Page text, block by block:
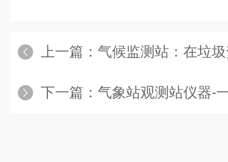
上一篇： 气候监测站：在垃圾
下一篇： 气象站观测站仪器-一款精密